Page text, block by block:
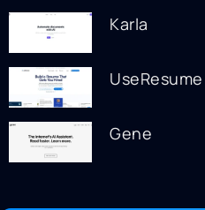
Karla
UseResume
Gene